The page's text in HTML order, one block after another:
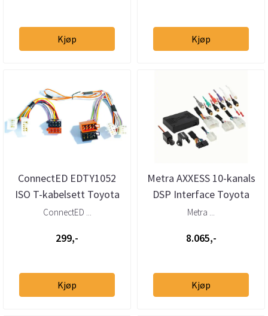
Kjøp Kjøp
ConnectED EDTY1052
ISO T-kabelsett Toyota
Lexus Subaru Daihatsu
ConnectED ...
299,-
Kjøp
Metra AXXESS 10-kanals
DSP Interface Toyota
Lexus Subaru 1986 -&
Metra ...
8.065,-
Kjøp